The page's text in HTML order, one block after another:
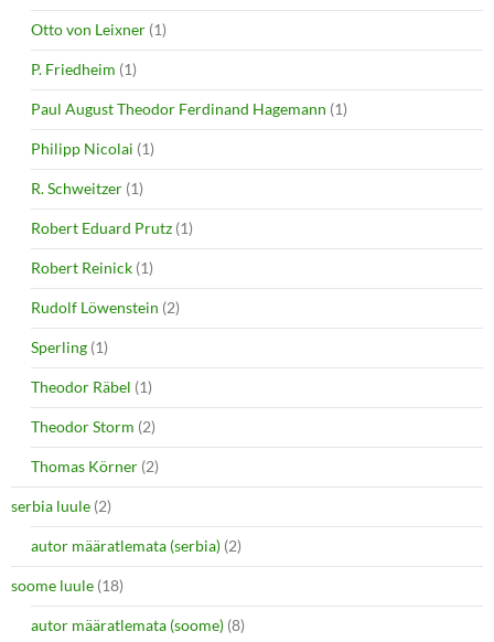
Otto von Leixner (1)
P. Friedheim (1)
Paul August Theodor Ferdinand Hagemann (1)
Philipp Nicolai (1)
R. Schweitzer (1)
Robert Eduard Prutz (1)
Robert Reinick (1)
Rudolf Löwenstein (2)
Sperling (1)
Theodor Räbel (1)
Theodor Storm (2)
Thomas Körner (2)
serbia luule (2)
autor määratlemata (serbia) (2)
soome luule (18)
autor määratlemata (soome) (8)